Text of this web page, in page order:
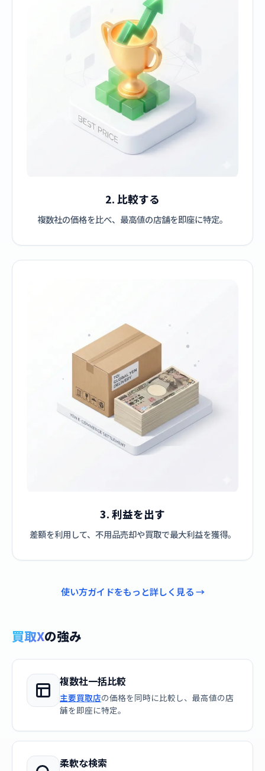
2. 比較する
複数社の価格を比べ、最高値の店舗を即座に特定。
3. 利益を出す
差額を利用して、不用品売却や買取で最大利益を獲得。
使い方ガイドをもっと詳しく見る →
買取Xの強み
複数社一括比較
主要買取店の価格を同時に比較し、最高値の店
舗を即座に特定。
柔軟な検索